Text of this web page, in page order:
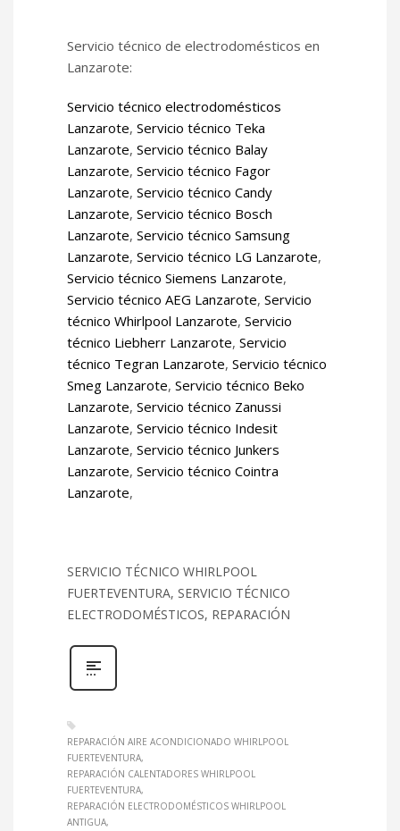
Servicio técnico de electrodomésticos en
Lanzarote:
Servicio técnico electrodomésticos
Lanzarote, Servicio técnico Teka
Lanzarote, Servicio técnico Balay
Lanzarote, Servicio técnico Fagor
Lanzarote, Servicio técnico Candy
Lanzarote, Servicio técnico Bosch
Lanzarote, Servicio técnico Samsung
Lanzarote, Servicio técnico LG Lanzarote,
Servicio técnico Siemens Lanzarote,
Servicio técnico AEG Lanzarote, Servicio
técnico Whirlpool Lanzarote, Servicio
técnico Liebherr Lanzarote, Servicio
técnico Tegran Lanzarote, Servicio técnico
Smeg Lanzarote, Servicio técnico Beko
Lanzarote, Servicio técnico Zanussi
Lanzarote, Servicio técnico Indesit
Lanzarote, Servicio técnico Junkers
Lanzarote, Servicio técnico Cointra
Lanzarote,
SERVICIO TÉCNICO WHIRLPOOL
FUERTEVENTURA, SERVICIO TÉCNICO
ELECTRODOMÉSTICOS, REPARACIÓN
REPARACIÓN AIRE ACONDICIONADO WHIRLPOOL
FUERTEVENTURA
REPARACIÓN CALENTADORES WHIRLPOOL
FUERTEVENTURA
REPARACIÓN ELECTRODOMÉSTICOS WHIRLPOOL
ANTIGUA